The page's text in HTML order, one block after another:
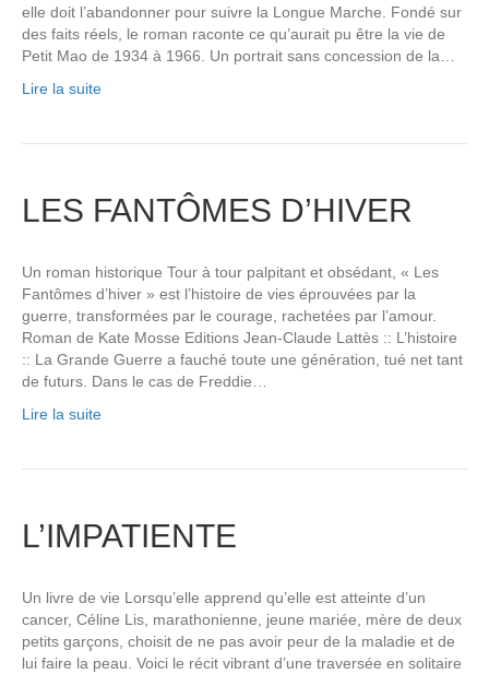
elle doit l’abandonner pour suivre la Longue Marche. Fondé sur
des faits réels, le roman raconte ce qu’aurait pu être la vie de
Petit Mao de 1934 à 1966. Un portrait sans concession de la…
Lire la suite
LES FANTÔMES D’HIVER
Un roman historique Tour à tour palpitant et obsédant, « Les
Fantômes d’hiver » est l’histoire de vies éprouvées par la
guerre, transformées par le courage, rachetées par l’amour.
Roman de Kate Mosse Editions Jean-Claude Lattès :: L’histoire
:: La Grande Guerre a fauché toute une génération, tué net tant
de futurs. Dans le cas de Freddie…
Lire la suite
L’IMPATIENTE
Un livre de vie Lorsqu’elle apprend qu’elle est atteinte d’un
cancer, Céline Lis, marathonienne, jeune mariée, mère de deux
petits garçons, choisit de ne pas avoir peur de la maladie et de
lui faire la peau. Voici le récit vibrant d’une traversée en solitaire